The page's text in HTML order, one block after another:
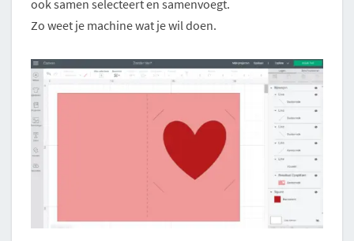
ook samen selecteert en samenvoegt.
Zo weet je machine wat je wil doen.